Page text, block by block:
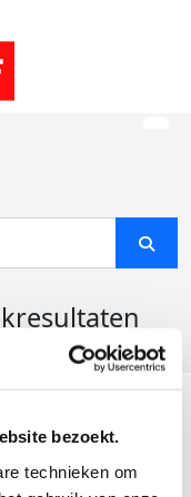
bezoekt.
technieken om